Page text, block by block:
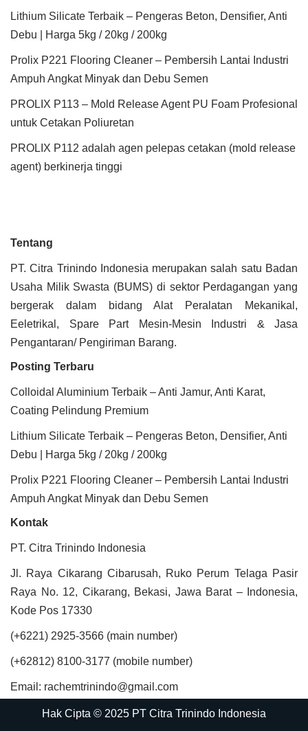
Lithium Silicate Terbaik – Pengeras Beton, Densifier, Anti
Debu | Harga 5kg / 20kg / 200kg
Prolix P221 Flooring Cleaner – Pembersih Lantai Industri
Ampuh Angkat Minyak dan Debu Semen
PROLIX P113 – Mold Release Agent PU Foam Profesional
untuk Cetakan Poliuretan
PROLIX P112 adalah agen pelepas cetakan (mold release
agent) berkinerja tinggi
Tentang
PT. Citra Trinindo Indonesia merupakan salah satu Badan
Usaha Milik Swasta (BUMS) di sektor Perdagangan yang
bergerak dalam bidang Alat Peralatan Mekanikal,
Eeletrikal, Spare Part Mesin-Mesin Industri & Jasa
Pengantaran/ Pengiriman Barang.
Posting Terbaru
Colloidal Aluminium Terbaik – Anti Jamur, Anti Karat,
Coating Pelindung Premium
Lithium Silicate Terbaik – Pengeras Beton, Densifier, Anti
Debu | Harga 5kg / 20kg / 200kg
Prolix P221 Flooring Cleaner – Pembersih Lantai Industri
Ampuh Angkat Minyak dan Debu Semen
Kontak
PT. Citra Trinindo Indonesia
Jl. Raya Cikarang Cibarusah, Ruko Perum Telaga Pasir
Raya No. 12, Cikarang, Bekasi, Jawa Barat – Indonesia,
Kode Pos 17330
(+6221) 2925-3566 (main number)
(+62812) 8100-3177 (mobile number)
Email: rachemtrinindo@gmail.com
Hak Cipta © 2025 PT Citra Trinindo Indonesia